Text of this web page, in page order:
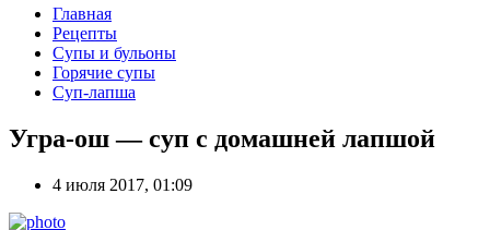
Главная
Рецепты
Супы и бульоны
Горячие супы
Суп-лапша
Угра-ош — суп с домашней лапшой
4 июля 2017, 01:09